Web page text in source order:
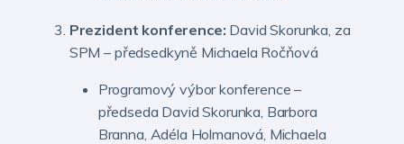
Prezident konference: David Skorunka, za
SPM – předsedkyně Michaela Ročňová
Programový výbor konference –
předseda David Skorunka, Barbora
Branna, Adéla Holmanová, Michaela